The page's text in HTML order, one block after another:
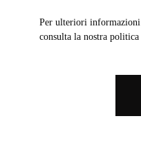
Per ulteriori informazioni
consulta la nostra